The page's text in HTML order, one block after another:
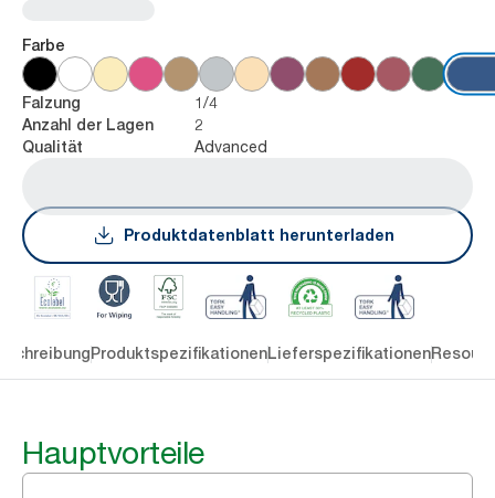
Farbe
Falzung 1/4
Anzahl der Lagen 2
Qualität Advanced
Produktdatenblatt herunterladen
ProduktspezifikationenLieferspezifikationen
Hauptvorteile